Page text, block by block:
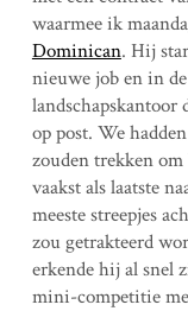
waarmee ik
Dominican. Hij
nieuwe job en in
landschapskantoor
op post. We
zouden trekken
vaakst als laatste
meeste streepjes
zou getrakteerd
erkende hij al snel
mini-competitie